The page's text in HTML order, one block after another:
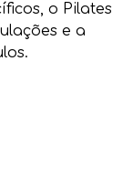
o Pilates
e a